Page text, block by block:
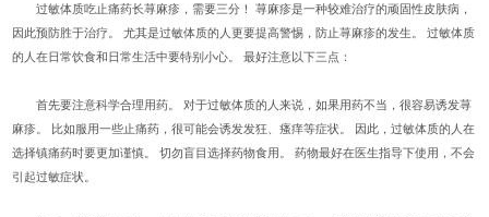
过敏体质吃止痛药长荨麻疹，需要三分！ 荨麻疹是一种较难治疗的顽固性皮肤病，
因此预防胜于治疗。 尤其是过敏体质的人更要提高警惕，防止荨麻疹的发生。 过敏体质
的人在日常饮食和日常生活中要特别小心。 最好注意以下三点：
首先要注意科学合理用药。 对于过敏体质的人来说，如果用药不当，很容易诱发荨
麻疹。 比如服用一些止痛药，很可能会诱发发狂、瘙痒等症状。 因此，过敏体质的人在
选择镇痛药时要更加谨慎。 切勿盲目选择药物食用。 药物最好在医生指导下使用，不会
引起过敏症状。